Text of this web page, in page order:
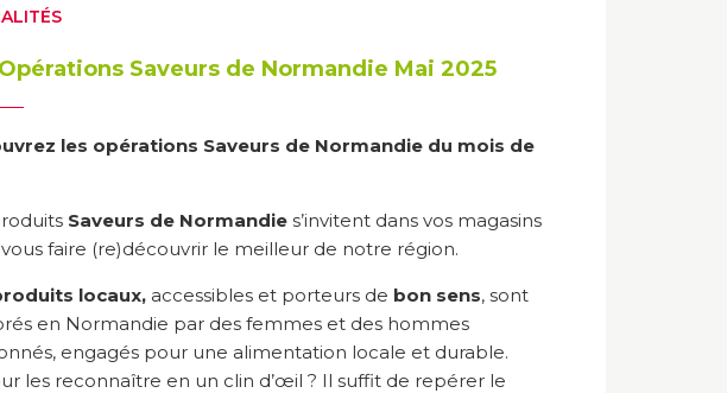
Saveurs de Normandie Mai 2025
les opérations Saveurs de Normandie du mois de
Saveurs de Normandie s’invitent dans vos magasins
faire (re)découvrir le meilleur de notre région.
locaux, accessibles et porteurs de bon sens, sont
en Normandie par des femmes et des hommes
engagés pour une alimentation locale et durable.
les reconnaître en un clin d’œil ? Il suffit de repérer le